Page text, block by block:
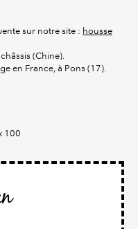
sur notre site : housse
(Chine).
en France, à Pons (17).
100